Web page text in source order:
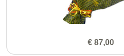
€ 87,00